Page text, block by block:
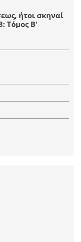
ήτοι σκηναί
Τόμος Β'